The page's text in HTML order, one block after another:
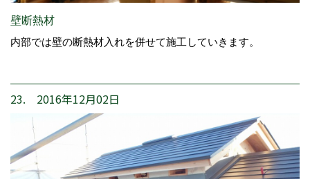
壁断熱材
内部では壁の断熱材入れを併せて施工していきます。
23. 2016年12月02日